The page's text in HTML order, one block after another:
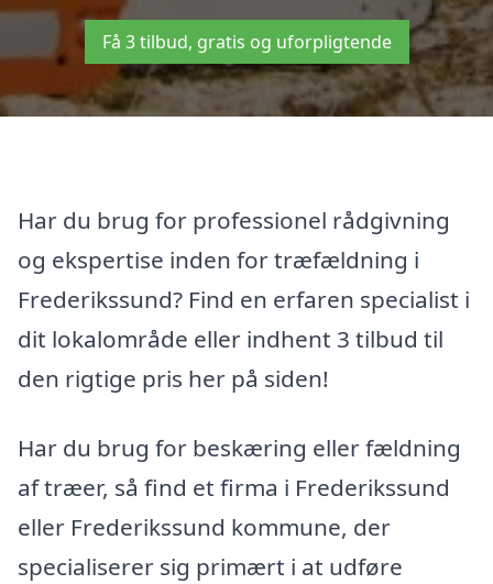
Få 3 tilbud, gratis og uforpligtende
Har du brug for professionel rådgivning
og ekspertise inden for træfældning i
Frederikssund? Find en erfaren specialist i
dit lokalområde eller indhent 3 tilbud til
den rigtige pris her på siden!
Har du brug for beskæring eller fældning
af træer, så find et firma i Frederikssund
eller Frederikssund kommune, der
specialiserer sig primært i at udføre